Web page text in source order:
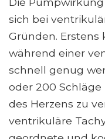
sich bei
Gründen. Erstens
während einer
schnell genug
oder 200 Schläge
des Herzens zu
ventrikuläre